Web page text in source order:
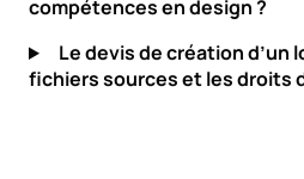
compétences en design ?
Le devis de création d’un
fichiers sources et les droits